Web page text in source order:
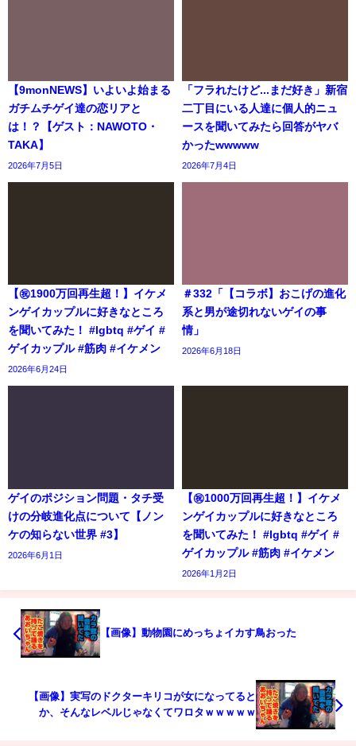
【9monNEWS】いよいよ始まる
ガチムチゲイ達の恋リアと
は！？【ゲスト：NAWOTO・
TAKA】
2026年7月5日
「フラれたけど...まだ好き」新宿
二丁目にいる人達に個人的ニュ
ースを聞いてみたら回答がヤバ
かったwwwww
2026年7月4日
【㊗️1900万回再生超！】イケメ
ンゲイカップルに好きなところ
を聞いてみた！ #lgbtq #ゲイ #
ゲイカップル #筋肉 #イケメン
2026年6月24日
＃332「【コラボ】おこげの進化
系と男が途切れないゲイの事
情」
2026年6月18日
ゲイのポジション問題・タチ受
けの分岐進化点について【ノン
ケの知らない世界 #3】
2026年6月1日
【㊗️1000万回再生超！】イケメ
ンゲイカップルに好きなところ
を聞いてみた！ #lgbtq #ゲイ #
ゲイカップル #筋肉 #イケメン
2026年1月2日
【画像】動物園にめっちょイカす鳥おった
【画像】実写のドクターキリコが女になってると
か、そんなレベルじゃなくてワロタｗｗｗｗｗ